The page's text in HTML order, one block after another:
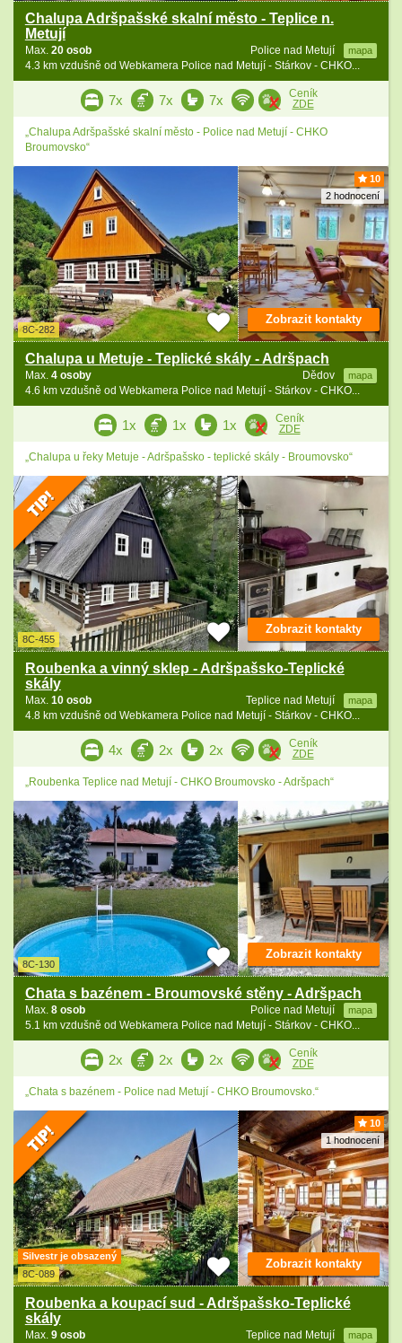
Chalupa Adršpašské skalní město - Teplice n.
Metují
Police nad Metují mapa
Max. 20 osob
4.3 km vzdušně od Webkamera Police nad Metují - Stárkov - CHKO...
7x 7x 7x
Ceník
ZDE
„Chalupa Adršpašské skalní město - Police nad Metují - CHKO
Broumovsko“
10
2 hodnocení
8C-282
Chalupa u Metuje - Teplické skály - Adršpach
Dědov mapa
Max. 4 osoby
4.6 km vzdušně od Webkamera Police nad Metují - Stárkov - CHKO...
Zobrazit kontakty
1x 1x 1x
Ceník
ZDE
„Chalupa u řeky Metuje - Adršpašsko - teplické skály - Broumovsko“
8C-455
Roubenka a vinný sklep - Adršpašsko-Teplické
skály
Teplice nad Metují mapa
Max. 10 osob
4.8 km vzdušně od Webkamera Police nad Metují - Stárkov - CHKO...
Zobrazit kontakty
4x 2x 2x
Ceník
ZDE
„Roubenka Teplice nad Metují - CHKO Broumovsko - Adršpach“
8C-130
Chata s bazénem - Broumovské stěny - Adršpach
Police nad Metují mapa
Max. 8 osob
5.1 km vzdušně od Webkamera Police nad Metují - Stárkov - CHKO...
Zobrazit kontakty
2x 2x 2x
Ceník
ZDE
„Chata s bazénem - Police nad Metují - CHKO Broumovsko.“
10
1 hodnocení
Silvestr je obsazený
8C-089
Roubenka a koupací sud - Adršpašsko-Teplické
skály
Teplice nad Metují mapa
Max. 9 osob
Zobrazit kontakty